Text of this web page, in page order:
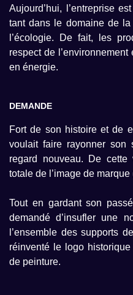
Aujourd’hui, l’entreprise
tant dans le domaine de
l’écologie. De fait, les
respect de
en énergie.
DEMANDE
Fort de son histoire et de
voulait faire rayonner son
regard nouveau. De
totale de l’image de
Tout en gardant son
demandé d’insufler une
l’ensemble des supports
réinventé le logo
de peinture.